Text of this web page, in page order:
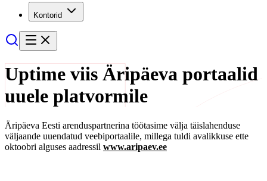
Kontorid
Uptime viis Äripäeva portaalid
uuele platvormile
Äripäeva Eesti arenduspartnerina töötasime välja täislahenduse
väljaande uuendatud veebiportaalile, millega tuldi avalikkuse ette
oktoobri alguses aadressil www.aripaev.ee